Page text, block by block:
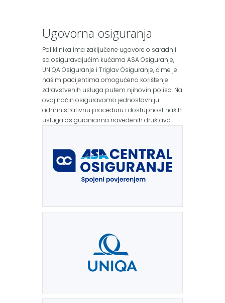
Ugovorna osiguranja
Poliklinika ima zaključene ugovore o saradnji
sa osiguravajućim kućama ASA Osiguranje,
UNIQA Osiguranje i Triglav Osiguranje, čime je
našim pacijentima omogućeno korištenje
zdravstvenih usluga putem njihovih polisa. Na
ovaj način osiguravamo jednostavniju
administrativnu proceduru i dostupnost naših
usluga osiguranicima navedenih društava.